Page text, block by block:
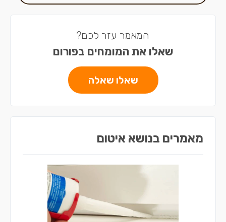
המאמר עזר לכם?
שאלו את המומחים בפורום
שאלו שאלה
מאמרים בנושא איטום